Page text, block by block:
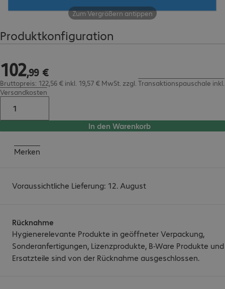
Zum Vergrößern antippen
Produktkonfiguration
102,99 €
102,99 €
Bruttopreis: 122,56 € inkl. 19,57 € MwSt. zzgl. Transaktionspauschale inkl.
Versandkosten
In den Warenkorb
Merken
Voraussichtliche Lieferung: 12. August
Rücknahme
Hygienerelevante Produkte in geöffneter Verpackung,
Sonderanfertigungen, Lizenzprodukte, B-Ware Produkte und
Ersatzteile sind von der Rücknahme ausgeschlossen.